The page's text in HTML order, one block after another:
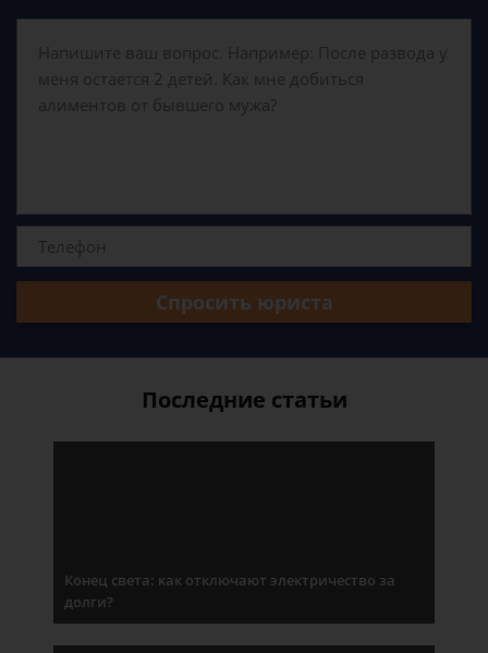
Спросить юриста
Последние статьи
Конец света: как отключают электричество за
долги?